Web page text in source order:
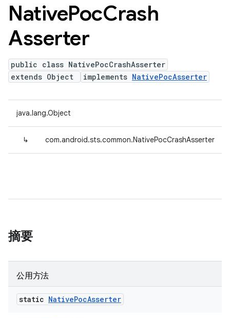
NativePocCrash
Asserter
public class NativePocCrashAsserter
extends Object
implements NativePocAsserter
java.lang.Object
↳ com.android.sts.common.NativePocCrashAsserter
摘要
公用方法
static NativePocAsserter